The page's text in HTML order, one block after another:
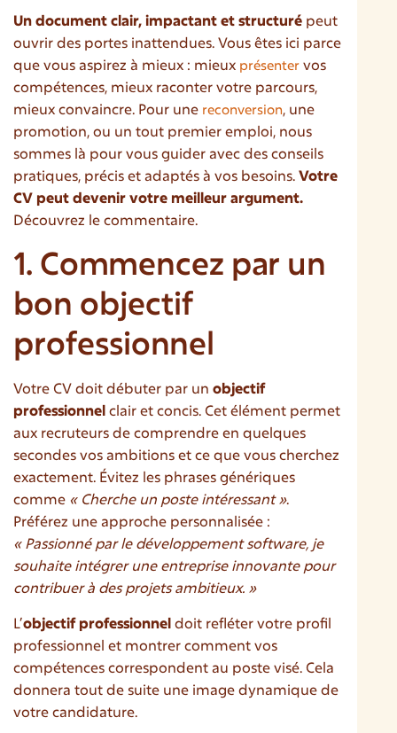
Un document clair, impactant et structuré peut
ouvrir des portes inattendues. Vous êtes ici parce
que vous aspirez à mieux : mieux présenter vos
compétences, mieux raconter votre parcours,
mieux convaincre. Pour une reconversion, une
promotion, ou un tout premier emploi, nous
sommes là pour vous guider avec des conseils
pratiques, précis et adaptés à vos besoins.Votre
CV peut devenir votre meilleur argument.
Découvrez le commentaire.
1. Commencez par un
bon objectif
professionnel
Votre CV doit débuter par un objectif
professionnelclair et concis. Cet élément permet
aux recruteurs de comprendre en quelques
secondes vos ambitions et ce que vous cherchez
exactement. Évitez les phrases génériques
comme « Cherche un poste intéressant ».
Préférez une approche personnalisée :
« Passionné par le développement software, je
souhaite intégrer une entreprise innovante pour
contribuer à des projets ambitieux. »
L’objectif professionneldoit refléter votre profil
professionnel et montrer comment vos
compétences correspondent au poste visé. Cela
donnera tout de suite une image dynamique de
votre candidature.